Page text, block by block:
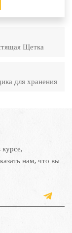
Щетка
для хранения
нам, что вы